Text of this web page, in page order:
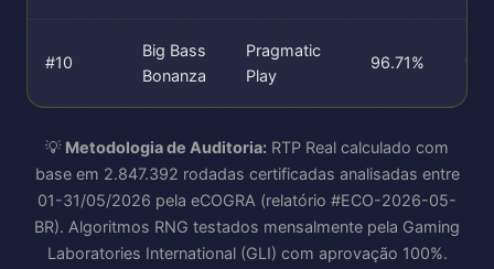
#10
Big Bass
Bonanza
Pragmatic
Play
96.71%
💡 Metodologia de Auditoria: RTP Real calculado com
base em 2.847.392 rodadas certificadas analisadas entre
01-31/05/2026 pela eCOGRA (relatório #ECO-2026-05-
BR). Algoritmos RNG testados mensalmente pela Gaming
Laboratories International (GLI) com aprovação 100%.